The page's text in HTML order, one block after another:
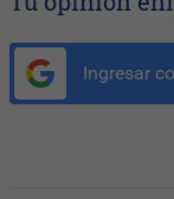
Ingresar